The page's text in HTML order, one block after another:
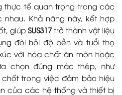
thực tế quan trọng trong các
Khả năng này, kết hợp
giúp SUS317 trở thành vật liệu
đòi hỏi độ bền và tuổi thọ
với hóa chất ăn mòn hoặc
chọn đúng mác thép, như
chốt trong việc đảm bảo hiệu
của các hệ thống và thiết bị